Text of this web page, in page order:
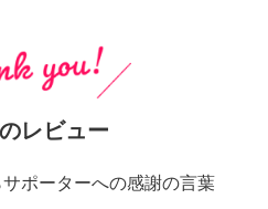
レビュー
ポーターへの感謝の言葉